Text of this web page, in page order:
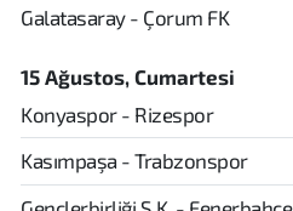
Galatasaray - Çorum FK
15 Ağustos, Cumartesi
Konyaspor - Rizespor
Kasımpaşa - Trabzonspor